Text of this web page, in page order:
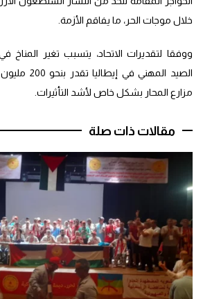
خلال موجات الحر، ما يفاقم الأزمة.
ووفقا لتقديرات الاتحاد، يتسبب تغير
الصيد
مزارع المحار بشكل خاص لأشد التأثيرات.
مقالات ذات صلة